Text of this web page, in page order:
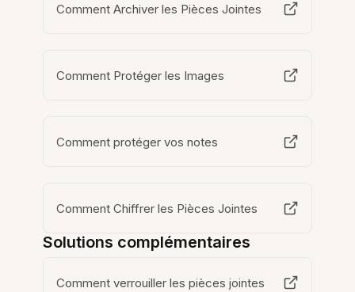
Comment Archiver les Pièces Jointes
Comment Protéger les Images
Comment protéger vos notes
Comment Chiffrer les Pièces Jointes
Solutions complémentaires
Comment verrouiller les pièces jointes